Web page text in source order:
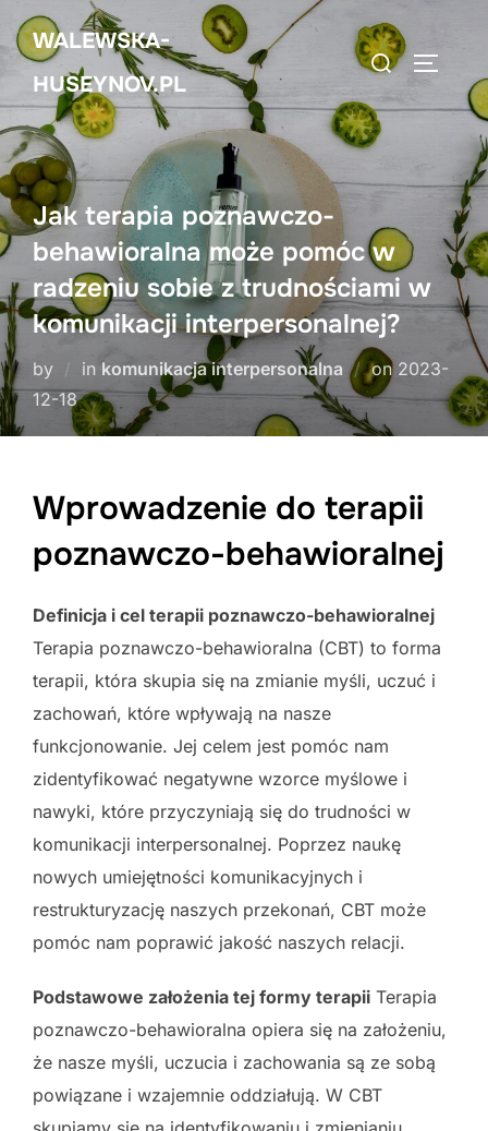
Skip
to
content
WALEWSKA-
HUSEYNOV.PL
Search
Jak terapia poznawczo-
behawioralna może pomóc w
radzeniu sobie z trudnościami w
komunikacji interpersonalnej?
by in komunikacja interpersonalna on Posted
on
2023-
12-18
Wprowadzenie do terapii
poznawczo-behawioralnej
Definicja i cel terapii poznawczo-behawioralnej
Terapia poznawczo-behawioralna (CBT) to forma
terapii, która skupia się na zmianie myśli, uczuć i
zachowań, które wpływają na nasze
funkcjonowanie. Jej celem jest pomóc nam
zidentyfikować negatywne wzorce myślowe i
nawyki, które przyczyniają się do trudności w
komunikacji interpersonalnej. Poprzez naukę
nowych umiejętności komunikacyjnych i
restrukturyzację naszych przekonań, CBT może
pomóc nam poprawić jakość naszych relacji.
Podstawowe założenia tej formy terapii Terapia
poznawczo-behawioralna opiera się na założeniu,
że nasze myśli, uczucia i zachowania są ze sobą
powiązane i wzajemnie oddziałują. W CBT